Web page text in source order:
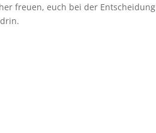
freuen, euch bei der